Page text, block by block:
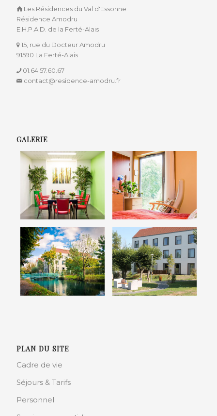
Les Résidences du Val d'Essonne
Résidence Amodru
E.H.P.A.D. de la Ferté-Alais
15, rue du Docteur Amodru
91590 La Ferté-Alais
01.64.57.60.67
contact@residence-amodru.fr
GALERIE
PLAN DU SITE
Cadre de vie
Séjours & Tarifs
Personnel